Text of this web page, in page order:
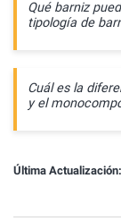
Qué barniz
tipología de
Cuál es la
y el
Última Actualización: